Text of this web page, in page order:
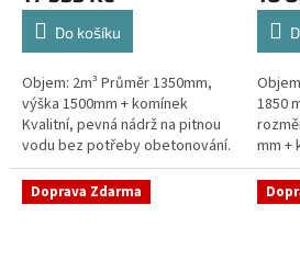
Do košíku
Objem: 2m³ Průměr 1350mm,
výška 1500mm + komínek
Kvalitní, pevná nádrž na pitnou
vodu bez potřeby obetonování.
Průměr a umístění všech
prostupů pro potrubí a hadice
specifikujte...
1850
mm +
stání.
Doprava Zdarma